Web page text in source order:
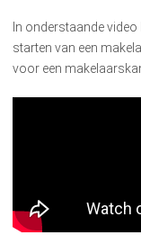
In onderstaande
starten van een
voor een